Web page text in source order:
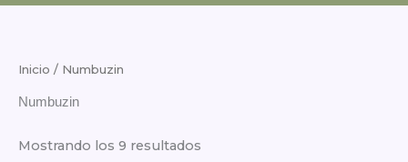
Inicio / Numbuzin
Numbuzin
Mostrando los 9 resultados